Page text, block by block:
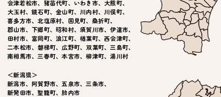
会津若松市、 猪苗代町、 いわき市、 大熊町、
大玉村、鏡石町、 金山町、 川内村、 川俣町、
喜多方市、北塩原村、 国見町、 桑折町、
郡山市、 下郷町、 昭和村、 須賀川市、伊達市、
田村市、 富岡町、 浪江町、 楢葉町、 西会津町、
二本松市、 磐梯町、 広野町、 双葉町、三島町、
南相馬市、三春町、本宮市、柳津町、湯川村
＜新潟県＞
新潟市、 阿賀野市、五泉市、三条市、
新発田市、聖籠町、胎内市